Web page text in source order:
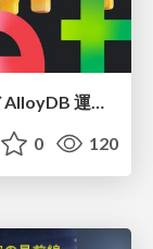
メルカリのグローバルアプリで挑んだ AlloyDB 運用と課題解決の実践記
0 120